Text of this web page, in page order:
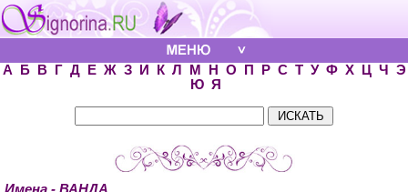
А Б В Г Д Е Ж З И К Л М Н О П Р С Т У Ф Х Ц Ч
Э
Ю Я